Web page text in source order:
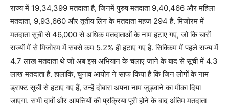
राज्य में 19,34,399 मतदाता है, जिनमें पुरुष मतदाता 9,40,466 और महिला
मतदाता, 9,93,660 और तृतीय लिंग के मतदाता महज 294 हैं. मिजोरम में
मतदाता सूची से 46,000 से अधिक मतदाताओं के नाम हटाए गए, जो कि चारों
राज्यों में से मिजोरम में सबसे कम 5.2% ही हटाए गए है. सिक्किम में पहले राज्य में
4.7 लाख मतदाता थे जो अब इस अभियान के चलाए जाने के बाद से सूची में 4.3
लाख मतदाता हैं. हालांकि, चुनाव आयोग ने साफ किया है कि जिन लोगों के नाम
ड्राफ्ट सूची से हटाए गए हैं, उन्हें दोबारा अपना नाम जुड़वाने का मौका दिया
जाएगा. सभी दावों और आपत्तियों की प्रक्रिया पूरी होने के बाद अंतिम मतदाता